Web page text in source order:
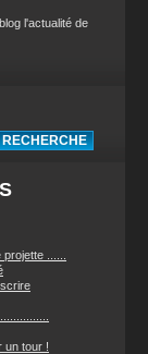
l'actualité de
......
un tour !